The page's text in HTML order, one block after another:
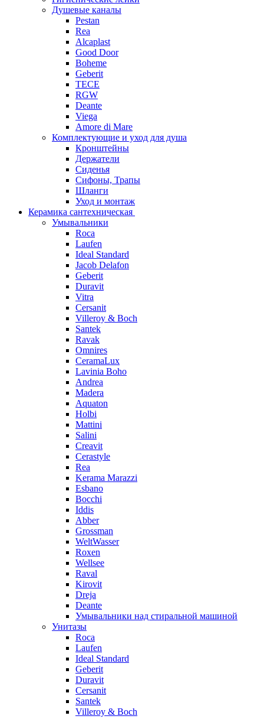
Душевые каналы
Pestan
Rea
Alcaplast
Good Door
Boheme
Geberit
TECE
RGW
Deante
Viega
Amore di Mare
Комплектующие и уход для душа
Кронштейны
Держатели
Сиденья
Сифоны, Трапы
Шланги
Уход и монтаж
Керамика сантехническая
Умывальники
Roca
Laufen
Ideal Standard
Jacob Delafon
Geberit
Duravit
Vitra
Cersanit
Villeroy & Boch
Santek
Ravak
Omnires
CeramaLux
Lavinia Boho
Andrea
Madera
Aquaton
Holbi
Mattini
Salini
Creavit
Cerastyle
Rea
Kerama Marazzi
Esbano
Bocchi
Iddis
Abber
Grossman
WeltWasser
Roxen
Wellsee
Raval
Kirovit
Dreja
Deante
Умывальники над стиральной машиной
Унитазы
Roca
Laufen
Ideal Standard
Geberit
Duravit
Cersanit
Santek
Villeroy & Boch